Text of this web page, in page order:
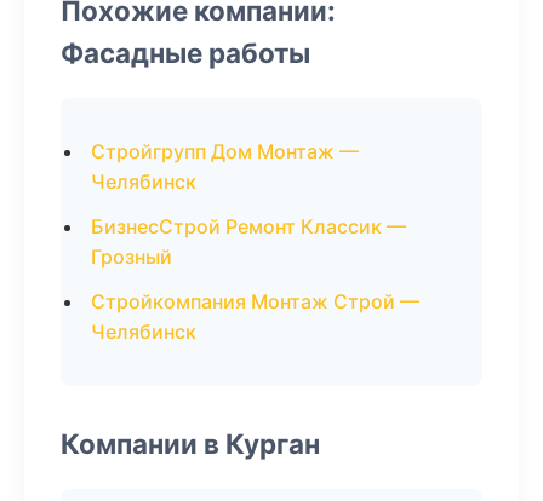
Похожие компании:
Фасадные работы
Стройгрупп Дом Монтаж —
Челябинск
БизнесСтрой Ремонт Классик —
Грозный
Стройкомпания Монтаж Строй —
Челябинск
Компании в Курган